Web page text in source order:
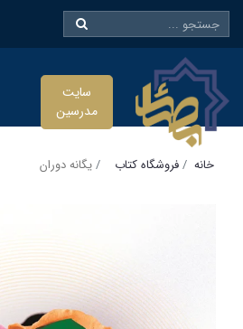
سایت
مدرسین
خانه فروشگاه کتاب یگانه دوران